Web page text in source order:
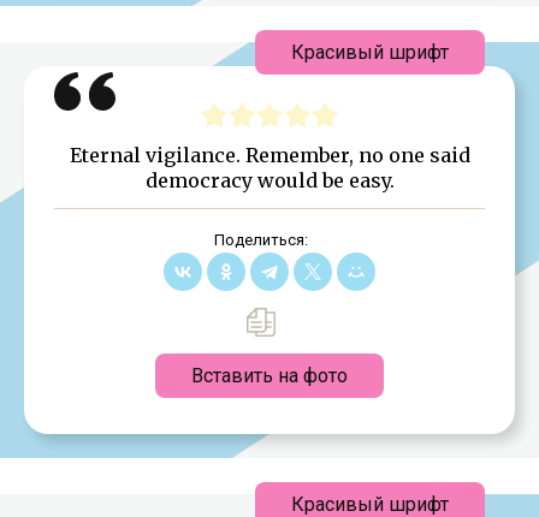
Eternal vigilance. Remember, no one said
democracy would be easy.
Поделиться:
Вставить на фото
Красивый шрифт
Красивый шрифт